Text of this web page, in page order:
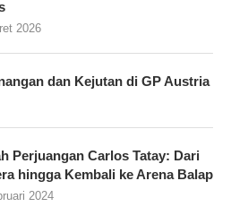
2026
dan Kejutan di GP Austria
Perjuangan Carlos Tatay: Dari
hingga Kembali ke Arena Balap
2024